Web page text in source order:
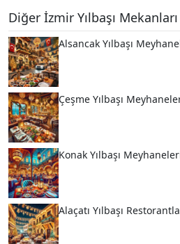
Diğer İzmir Yılbaşı Mekanları
Alsancak Yılbaşı
Çeşme Yılbaşı
Konak Yılbaşı
Alaçatı Yılbaşı